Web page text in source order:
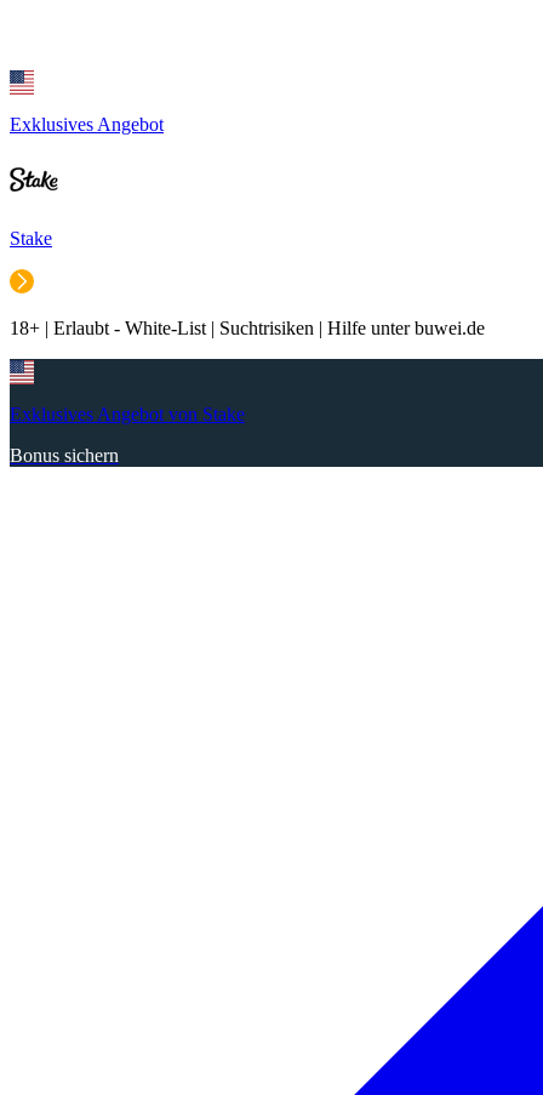
Exklusives Angebot
Stake
18+ | Erlaubt - White-List | Suchtrisiken | Hilfe unter buwei.de
Exklusives Angebot von Stake
Bonus sichern